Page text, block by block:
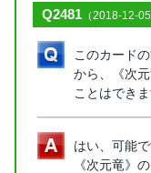
Q2481 （2018-12-05
このカード
から、《次
ことはでき
はい、可能で
《次元竜》